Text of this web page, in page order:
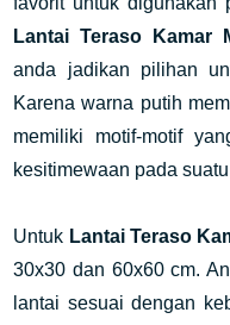
Lantai Teraso Kamar
anda jadikan pilihan
Karena warna putih
memiliki motif-motif
kesitimewaan pada
Untuk Lantai Teraso
30x30 dan 60x60 cm.
lantai sesuai dengan